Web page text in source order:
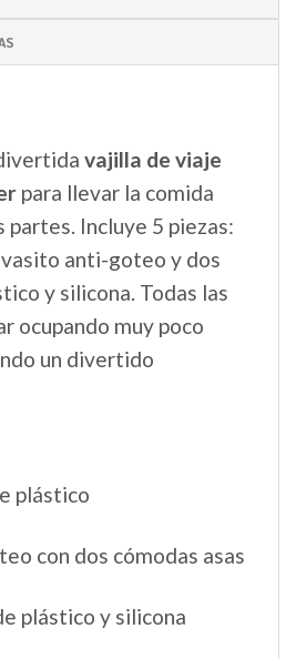
vajilla de viaje
para llevar la comida
partes. Incluye 5 piezas:
vasito anti-goteo y dos
y silicona. Todas las
ocupando muy poco
un divertido
plástico
con dos cómodas asas
plástico y silicona